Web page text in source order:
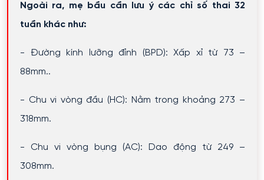
Ngoài ra, mẹ bầu cần lưu ý các chỉ số thai 32
tuần khác như:
- Đường kính lưỡng đỉnh (BPD): Xấp xỉ từ 73 –
88mm..
- Chu vi vòng đầu (HC): Nằm trong khoảng 273 –
318mm.
- Chu vi vòng bụng (AC): Dao động từ 249 –
308mm.